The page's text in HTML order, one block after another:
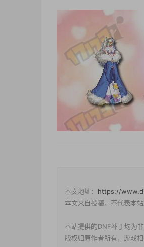
本文地址： https://
本文来自投稿，不代表本
本站提供的DNF补丁均为
版权归原作者所有，游戏